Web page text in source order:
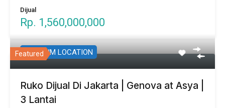
Dijual
Rp. 1,560,000,000
Featured
PREMIUM LOCATION
Ruko Dijual Di Jakarta | Genova at Asya |
3 Lantai